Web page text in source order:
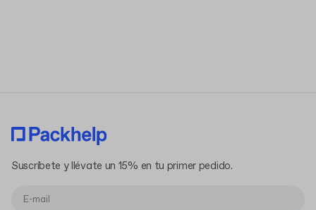
Suscríbete y llévate un 15% en tu primer pedido.